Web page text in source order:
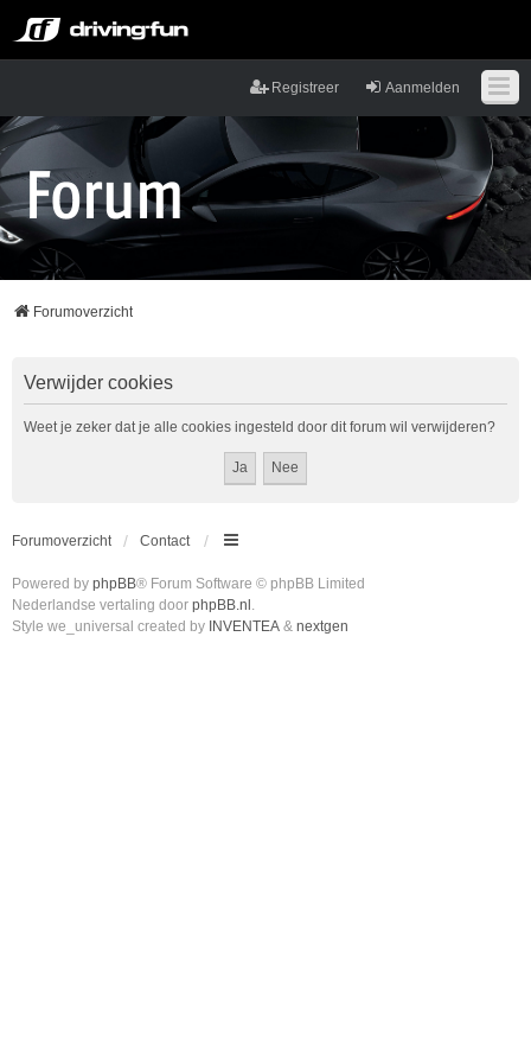
Aanmelden
Registreer
Forumoverzicht
Verwijder cookies
Weet je zeker dat je alle cookies ingesteld door dit forum wil verwijderen?
Forumoverzicht Contact
Powered by phpBB® Forum Software © phpBB Limited
Nederlandse vertaling door phpBB.nl .
Style we_universal created by INVENTEA & nextgen